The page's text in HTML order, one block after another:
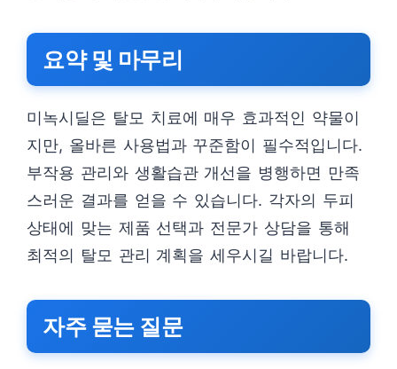
요약 및 마무리
미녹시딜은 탈모 치료에 매우 효과적인 약물이
지만, 올바른 사용법과 꾸준함이 필수적입니다.
부작용 관리와 생활습관 개선을 병행하면 만족
스러운 결과를 얻을 수 있습니다. 각자의 두피
상태에 맞는 제품 선택과 전문가 상담을 통해
최적의 탈모 관리 계획을 세우시길 바랍니다.
자주 묻는 질문